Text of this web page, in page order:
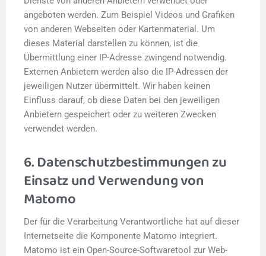
angeboten werden. Zum Beispiel Videos und Grafiken
von anderen Webseiten oder Kartenmaterial. Um
dieses Material darstellen zu können, ist die
Übermittlung einer IP-Adresse zwingend notwendig.
Externen Anbietern werden also die IP-Adressen der
jeweiligen Nutzer übermittelt. Wir haben keinen
Einfluss darauf, ob diese Daten bei den jeweiligen
Anbietern gespeichert oder zu weiteren Zwecken
verwendet werden.
6. Datenschutzbestimmungen zu
Einsatz und Verwendung von
Matomo
Der für die Verarbeitung Verantwortliche hat auf dieser
Internetseite die Komponente Matomo integriert.
Matomo ist ein Open-Source-Softwaretool zur Web-